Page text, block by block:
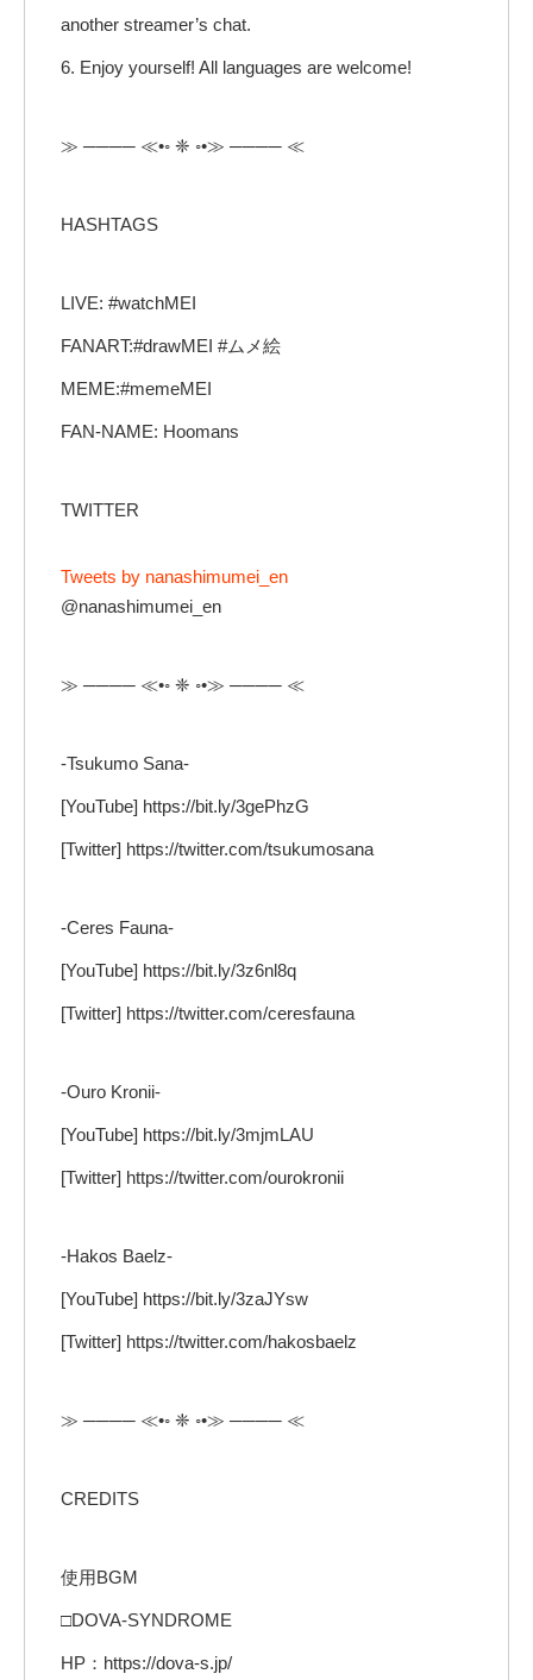
another streamer’s chat.
6. Enjoy yourself! All languages are welcome!
≫ ──── ≪•◦ ❈ ◦•≫ ──── ≪
HASHTAGS
LIVE: #watchMEI
FANART:#drawMEI #ムメ絵
MEME:#memeMEI
FAN-NAME: Hoomans
TWITTER
Tweets by nanashimumei_en
@nanashimumei_en
≫ ──── ≪•◦ ❈ ◦•≫ ──── ≪
-Tsukumo Sana-
[YouTube] https://bit.ly/3gePhzG
[Twitter] https://twitter.com/tsukumosana
-Ceres Fauna-
[YouTube] https://bit.ly/3z6nl8q
[Twitter] https://twitter.com/ceresfauna
-Ouro Kronii-
[YouTube] https://bit.ly/3mjmLAU
[Twitter] https://twitter.com/ourokronii
-Hakos Baelz-
[YouTube] https://bit.ly/3zaJYsw
[Twitter] https://twitter.com/hakosbaelz
≫ ──── ≪•◦ ❈ ◦•≫ ──── ≪
CREDITS
使用BGM
□DOVA-SYNDROME
HP：https://dova-s.jp/